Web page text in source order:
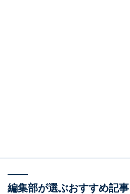
編集部が選ぶおすすめ記事